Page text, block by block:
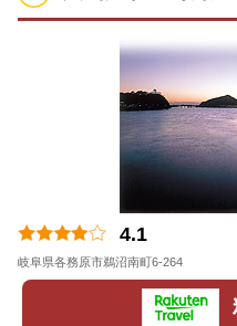
4.1
岐阜県各務原市鵜沼南町6-264